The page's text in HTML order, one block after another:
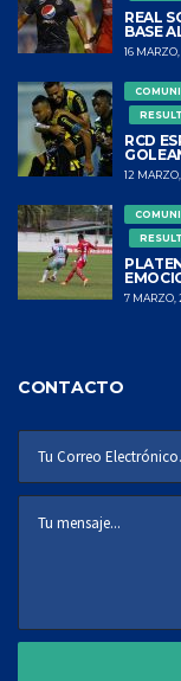
REAL
BASE
16 MARZO,
RCD
12
7 MARZO,
CONTACTO